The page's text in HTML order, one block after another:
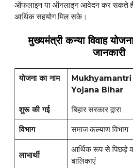
ऑफलाइन या ऑनलाइन आवेदन कर सकते
आर्थिक सहयोग मिल सके।
मुख्यमंत्री कन्या विवाह
जानकारी
योजना का नाम
Yojana Bihar
शुरू की गई बिहार सरकार द्वारा
विभाग समाज कल्याण विभाग
लाभार्थी
आर्थिक रूप से पिछड़े
बालिकाएं